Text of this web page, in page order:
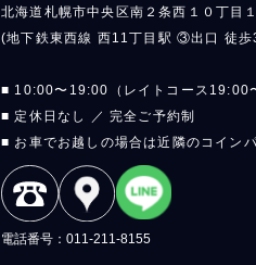
北海道札幌市中央区南２条西１０丁目
(地下鉄東西線 西11丁目駅 ③出口 徒
■ 10:00〜19:00（レイトコース19:00
■ 定休日なし ／ 完全ご予約制
■ お車でお越しの場合は近隣のコイン
電話番号：011-211-8155